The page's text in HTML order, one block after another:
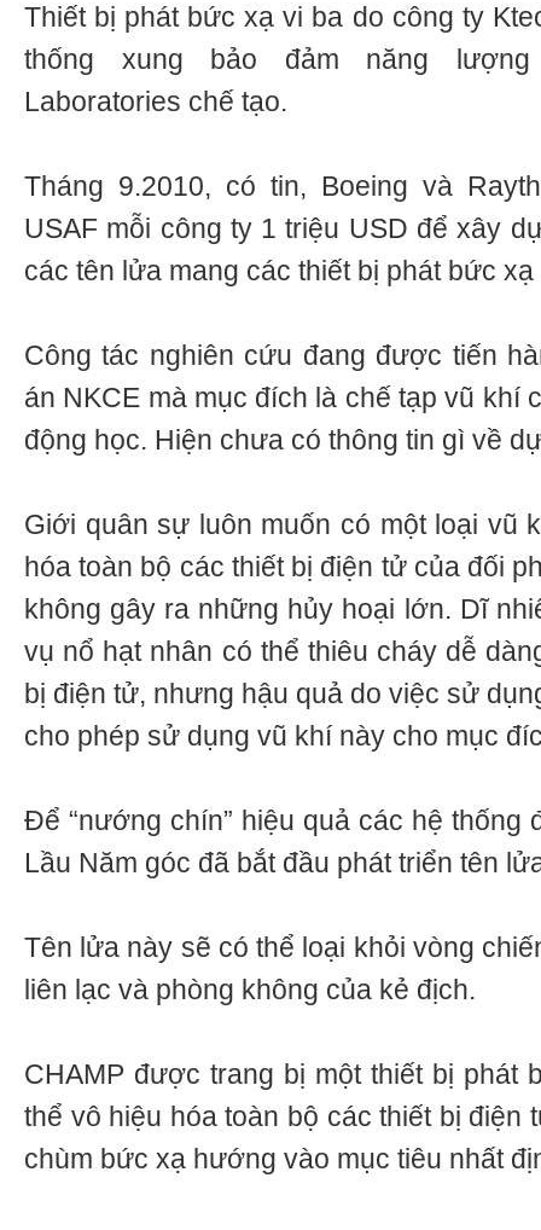
Thiết bị phát bức xạ vi ba do công ty
thống xung bảo đảm năng lượng
Laboratories chế tạo.
Tháng 9.2010, có tin, Boeing và
USAF mỗi công ty 1 triệu USD để xây
các tên lửa mang các thiết bị phát bức
Công tác nghiên cứu đang được tiến
án NKCE mà mục đích là chế tạp vũ khí
động học. Hiện chưa có thông tin gì về
Giới quân sự luôn muốn có một loại vũ
hóa toàn bộ các thiết bị điện tử của đối
không gây ra những hủy hoại lớn. Dĩ
vụ nổ hạt nhân có thể thiêu cháy dễ
bị điện tử, nhưng hậu quả do việc sử
cho phép sử dụng vũ khí này cho mục
Để “nướng chín” hiệu quả các hệ thống
Lầu Năm góc đã bắt đầu phát triển tên
Tên lửa này sẽ có thể loại khỏi vòng
liên lạc và phòng không của kẻ địch.
CHAMP được trang bị một thiết bị phát
thể vô hiệu hóa toàn bộ các thiết bị điện
chùm bức xạ hướng vào mục tiêu nhất